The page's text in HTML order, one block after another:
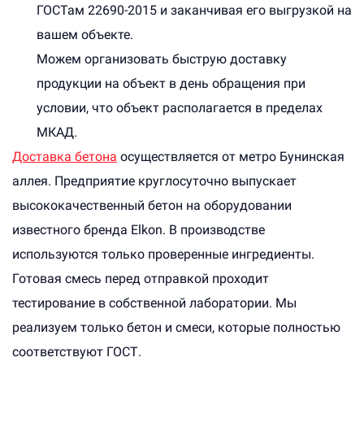
ГОСТам 22690-2015 и заканчивая его выгрузкой на
вашем объекте.
Можем организовать быструю доставку
продукции на объект в день обращения при
условии, что объект располагается в пределах
МКАД.
Доставка бетона осуществляется от метро Бунинская
аллея. Предприятие круглосуточно выпускает
высококачественный бетон на оборудовании
известного бренда Elkon. В производстве
используются только проверенные ингредиенты.
Готовая смесь перед отправкой проходит
тестирование в собственной лаборатории. Мы
реализуем только бетон и смеси, которые полностью
соответствуют ГОСТ.